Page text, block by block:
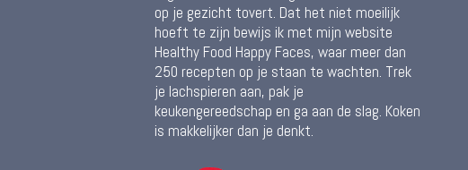
op je gezicht tovert. Dat het niet moeilijk
hoeft te zijn bewijs ik met mijn website
Healthy Food Happy Faces, waar meer dan
250 recepten op je staan te wachten. Trek
je lachspieren aan, pak je
keukengereedschap en ga aan de slag. Koken
is makkelijker dan je denkt.